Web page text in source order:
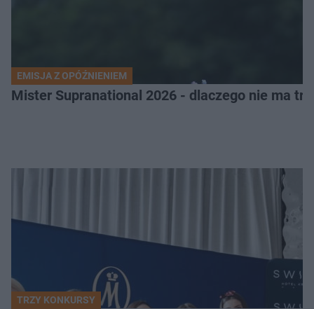
EMISJA Z OPÓŹNIENIEM
Mister Supranational 2026 - dlaczego nie ma
TRZY KONKURSY